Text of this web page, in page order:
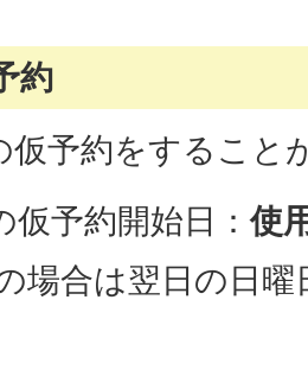
約
仮予約をすること
仮予約開始日：使
場合は翌日の日曜